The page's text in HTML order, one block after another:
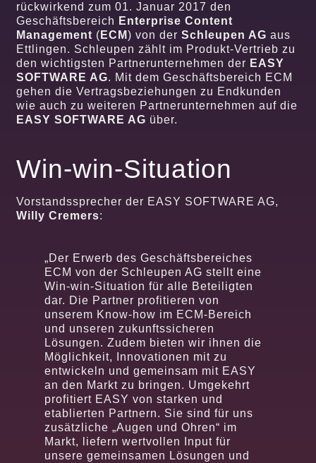
rückwirkend zum 01. Januar 2017 den
Geschäftsbereich Enterprise Content
Management ( ECM) von derSchleupen AG aus
Ettlingen. Schleupen zählt im Produkt-Vertrieb zu
den wichtigsten Partnerunternehmen der EASY
SOFTWARE AG. Mit dem Geschäftsbereich ECM
gehen die Vertragsbeziehungen zu Endkunden
wie auch zu weiteren Partnerunternehmen auf die
EASY SOFTWARE AG über.
Win-win-Situation
Vorstandssprecher der EASY SOFTWARE AG,
Willy Cremers:
„Der Erwerb des Geschäftsbereiches
ECM von der Schleupen AG stellt eine
Win-win-Situation für alle Beteiligten
dar. Die Partner profitieren von
unserem Know-how im ECM-Bereich
und unseren zukunftssicheren
Lösungen. Zudem bieten wir ihnen die
Möglichkeit, Innovationen mit zu
entwickeln und gemeinsam mit EASY
an den Markt zu bringen. Umgekehrt
profitiert EASY von starken und
etablierten Partnern. Sie sind für uns
zusätzliche „Augen und Ohren“ im
Markt, liefern wertvollen Input für
unsere gemeinsamen Lösungen und